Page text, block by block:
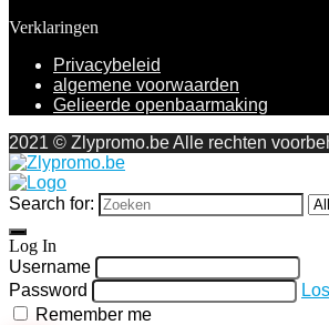
Verklaringen
Privacybeleid
algemene voorwaarden
Gelieerde openbaarmaking
2021 © Zlypromo.be Alle rechten
Search for:
Log In
Username
Password
Remember me